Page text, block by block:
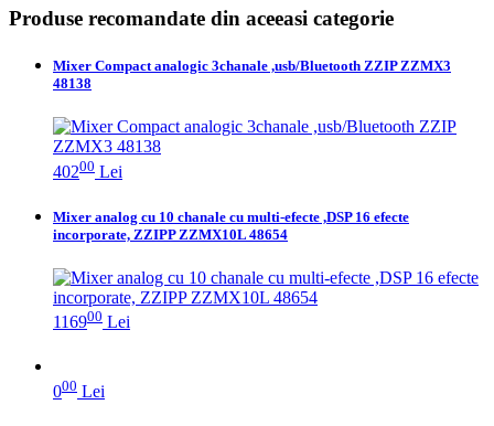
Produse recomandate din aceeasi categorie
Mixer Compact analogic 3chanale ,usb/Bluetooth ZZIP ZZMX3
48138
40200 Lei
Mixer analog cu 10 chanale cu multi-efecte ,DSP 16 efecte
incorporate, ZZIPP ZZMX10L 48654
116900 Lei
000 Lei